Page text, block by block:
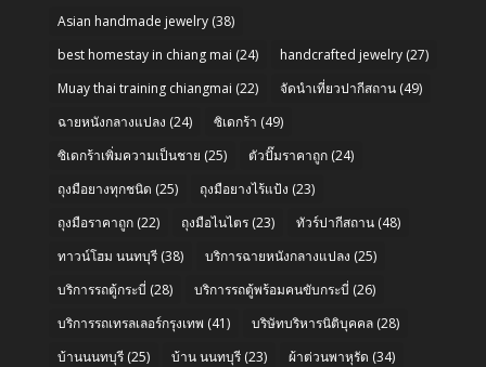
Asian handmade jewelry(38)
best homestay in chiang mai (24) handcrafted jewelry(27)
Muay thai training chiangmai (22) จัดนำเที่ยวปากีสถาน(49)
ฉายหนังกลางแปลง (24) ซิเดกร้า (49)
ซิเดกร้าเพิ่มความเป็นชาย (25) ตัวปั๊มราคาถูก(24)
ถุงมือยางทุกชนิด (25) ถุงมือยางไร้แป้ง (23)
ถุงมือราคาถูก(22) ถุงมือไนไตร(23) ทัวร์ปากีสถาน(48)
ทาวน์โฮม นนทบุรี(38) บริการฉายหนังกลางแปลง (25)
บริการรถตู้กระบี่ (28) บริการรถตู้พร้อมคนขับกระบี่ (26)
บริการรถเทรลเลอร์กรุงเทพ (41) บริษัทบริหารนิติบุคคล(28)
บ้านนนทบุรี(25) บ้าน นนทบุรี(23) ผ้าต่วนพาหุรัด (34)